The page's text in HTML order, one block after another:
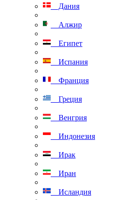
Дания
Алжир
Египет
Испания
Франция
Греция
Венгрия
Индонезия
Ирак
Иран
Исландия